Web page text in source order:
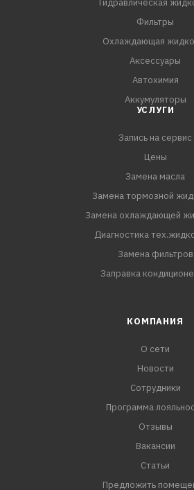
Гидравлическая
Фильтры
Охлаждающая
Аксессуары
Автохимия
Аккумуляторы
УСЛУГИ
Запись на сервис
Цены
Замена масла
Замена тормозной
Замена охлаждающей
Диагностика
Замена фильтров
Заправка
КОМПАНИЯ
О сети
Новости
Сотрудники
Программа
Отзывы
Вакансии
Статьи
Предложить